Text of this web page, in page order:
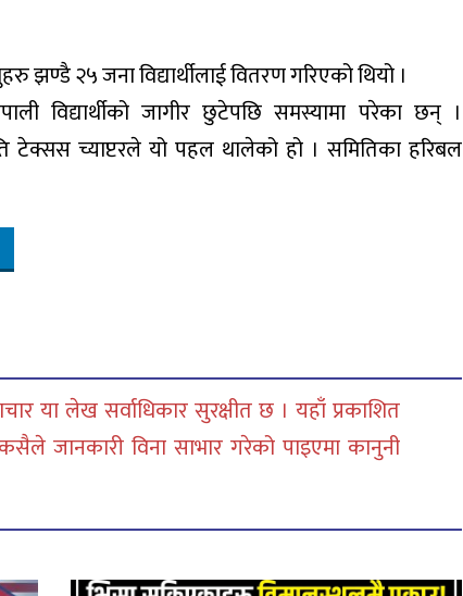
२५ जना विद्यार्थीलाई वितरण गरिएको थियो ।
विद्यार्थीको जागीर छुटेपछि समस्यामा परेका छन् ।
च्याप्टरले यो पहल थालेको हो । समितिका हरिबल
या लेख सर्वाधिकार सुरक्षीत छ । यहाँ प्रकाशित
जानकारी विना साभार गरेको पाइएमा कानुनी